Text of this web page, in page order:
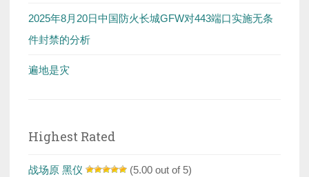
2025年8月20日中国防火长城GFW对443端口实施无条
件封禁的分析
遍地是灾
Highest Rated
战场原 黑仪 (5.00 out of 5)